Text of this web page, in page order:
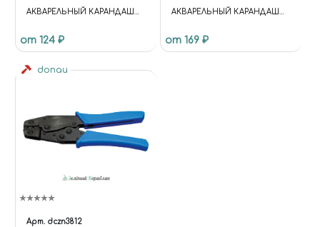
АКВАРЕЛЬНЫЙ КАРАНДАШ
COPPER
от 124 ₽
АКВАРЕЛЬНЫЙ КАРАНДАШ
STRONG OCHER
от 169 ₽
donau
Арт. dczn3812